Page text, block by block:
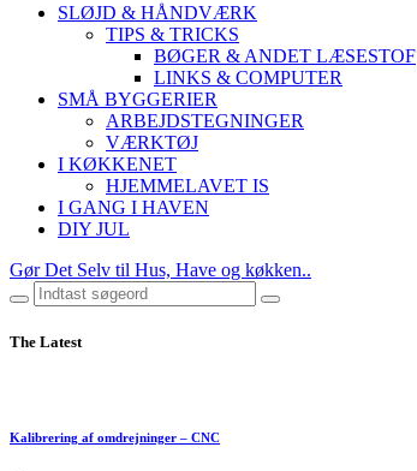
SLØJD & HÅNDVÆRK
TIPS & TRICKS
BØGER & ANDET LÆSESTOF
LINKS & COMPUTER
SMÅ BYGGERIER
ARBEJDSTEGNINGER
VÆRKTØJ
I KØKKENET
HJEMMELAVET IS
I GANG I HAVEN
DIY JUL
Gør Det Selv til Hus, Have og køkken..
The Latest
Kalibrering af omdrejninger – CNC